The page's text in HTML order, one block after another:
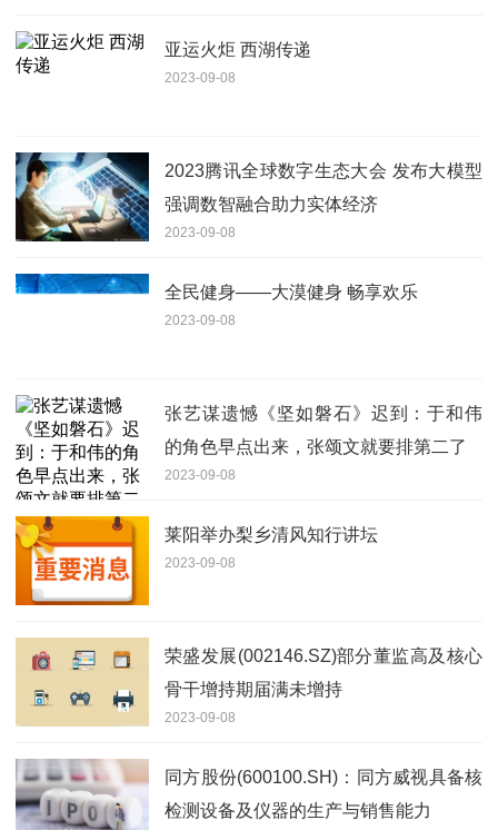
亚运火炬 西湖传递
2023-09-08
2023腾讯全球数字生态大会 发布大模型
强调数智融合助力实体经济
2023-09-08
全民健身——大漠健身 畅享欢乐
2023-09-08
张艺谋遗憾《坚如磐石》迟到：于和伟
的角色早点出来，张颂文就要排第二了
2023-09-08
莱阳举办梨乡清风知行讲坛
2023-09-08
荣盛发展(002146.SZ)部分董监高及核心
骨干增持期届满未增持
2023-09-08
同方股份(600100.SH)：同方威视具备核
检测设备及仪器的生产与销售能力